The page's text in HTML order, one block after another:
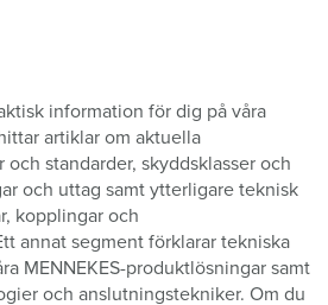
information för dig på våra
artiklar om aktuella
standarder, skyddsklasser och
och uttag samt ytterligare teknisk
kopplingar och
annat segment förklarar tekniska
MENNEKES-produktlösningar samt
och anslutningstekniker. Om du